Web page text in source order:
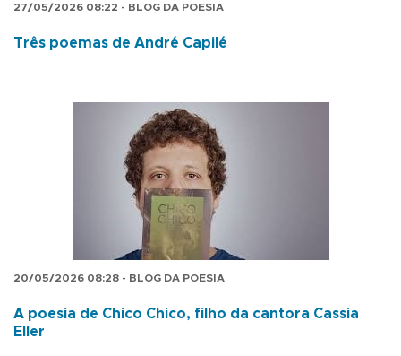
27/05/2026 08:22 - BLOG DA POESIA
Três poemas de André Capilé
20/05/2026 08:28 - BLOG DA POESIA
A poesia de Chico Chico, filho da cantora Cassia
Eller